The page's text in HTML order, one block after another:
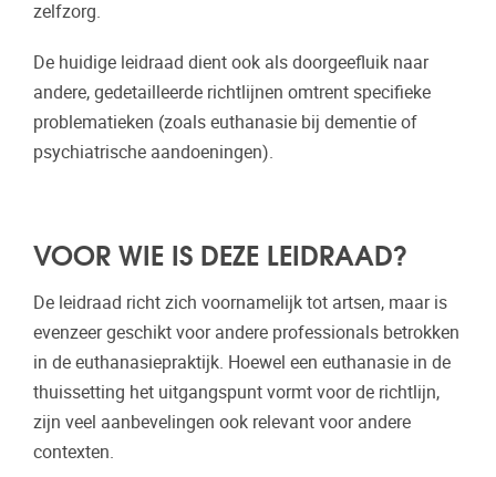
zelfzorg.
De huidige leidraad dient ook als doorgeefluik naar
andere, gedetailleerde richtlijnen omtrent specifieke
problematieken (zoals euthanasie bij dementie of
psychiatrische aandoeningen).
VOOR WIE IS DEZE LEIDRAAD?
De leidraad richt zich voornamelijk tot artsen, maar is
evenzeer geschikt voor andere professionals betrokken
in de euthanasiepraktijk. Hoewel een euthanasie in de
thuissetting het uitgangspunt vormt voor de richtlijn,
zijn veel aanbevelingen ook relevant voor andere
contexten.